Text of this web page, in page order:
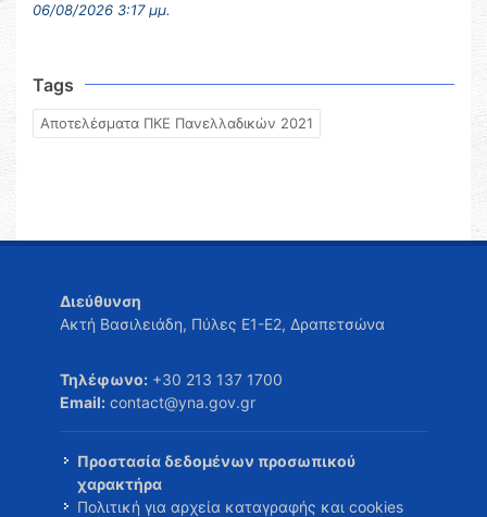
06/08/2026 3:17 μμ.
Tags
Αποτελέσματα ΠΚΕ Πανελλαδικών 2021
Διεύθυνση
Ακτή Βασιλειάδη, Πύλες Ε1-Ε2, Δραπετσώνα
Τηλέφωνο: +30 213 137 1700
Email: contact@yna.gov.gr
Προστασία δεδομένων προσωπικού
χαρακτήρα
Πολιτική για αρχεία καταγραφής και cookies